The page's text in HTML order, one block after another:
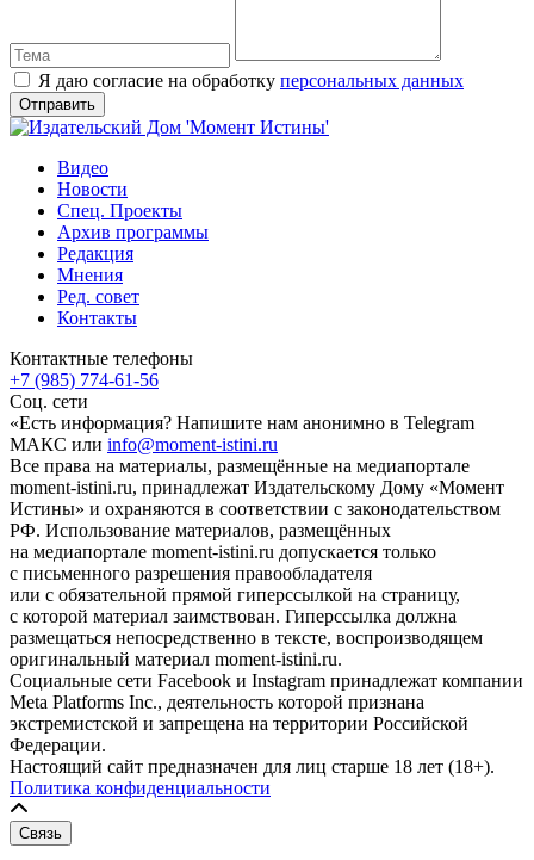
Я даю согласие на обработку персональных данных
Видео
Новости
Спец. Проекты
Архив программы
Редакция
Мнения
Ред. совет
Контакты
Контактные телефоны
+7 (985) 774-61-56
Соц. сети
«Есть информация? Напишите нам анонимно в Telegram
МАКС или info@moment-istini.ru
Все права на материалы, размещённые на медиапортале
moment-istini.ru, принадлежат Издательскому Дому «Момент
Истины» и охраняются в соответствии с законодательством
РФ. Использование материалов, размещённых
на медиапортале moment-istini.ru допускается только
с письменного разрешения правообладателя
или с обязательной прямой гиперссылкой на страницу,
с которой материал заимствован. Гиперссылка должна
размещаться непосредственно в тексте, воспроизводящем
оригинальный материал moment-istini.ru.
Социальные сети Facebook и Instagram принадлежат компании
Meta Platforms Inc., деятельность которой признана
экстремистской и запрещена на территории Российской
Федерации.
Настоящий сайт предназначен для лиц старше 18 лет (18+).
Политика конфиденциальности
Связь